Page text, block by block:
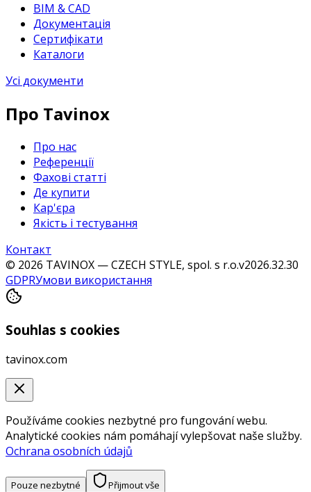
BIM & CAD
Документація
Сертифікати
Каталоги
Усі документи
Про Tavinox
Про нас
Референції
Фахові статті
Де купити
Кар'єра
Якість і тестування
Контакт
© 2026 TAVINOX — CZECH STYLE, spol. s r.o.v2026.32.30
GDPRУмови використання
Souhlas s cookies
tavinox.com
Používáme cookies nezbytné pro fungování webu.
Analytické cookies nám pomáhají vylepšovat naše služby.
Ochrana osobních údajů
Pouze nezbytné Přijmout vše